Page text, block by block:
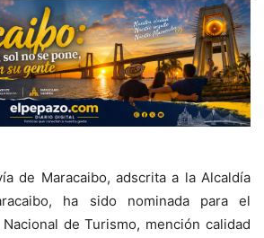
de Maracaibo, adscrita a la Alcaldía
ha sido nominada para el
de Turismo, mención calidad